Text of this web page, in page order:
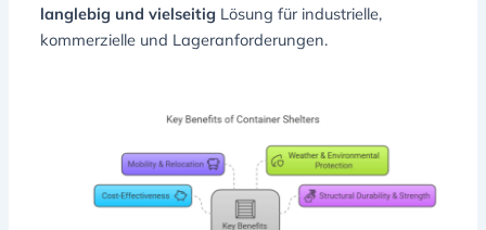
langlebig und vielseitig Lösung für industrielle,
kommerzielle und Lageranforderungen.